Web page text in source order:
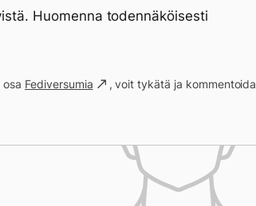
Huomenna todennäköisesti
Fediversumia
, voit tykätä ja kommentoida